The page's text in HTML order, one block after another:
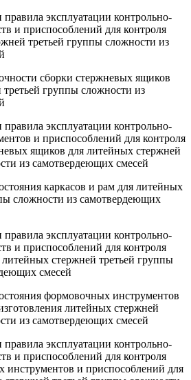
эксплуатации контрольно-
и приспособлений для контроля
третьей группы сложности из
сборки стержневых ящиков
группы сложности из
эксплуатации контрольно-
и приспособлений для контроля
ящиков для литейных стержней
из самотвердеющих смесей
каркасов и рам для литейных
сложности из самотвердеющих
эксплуатации контрольно-
и приспособлений для контроля
литейных стержней третьей группы
смесей
формовочных инструментов
литейных стержней
из самотвердеющих смесей
эксплуатации контрольно-
и приспособлений для контроля
инструментов и приспособлений для